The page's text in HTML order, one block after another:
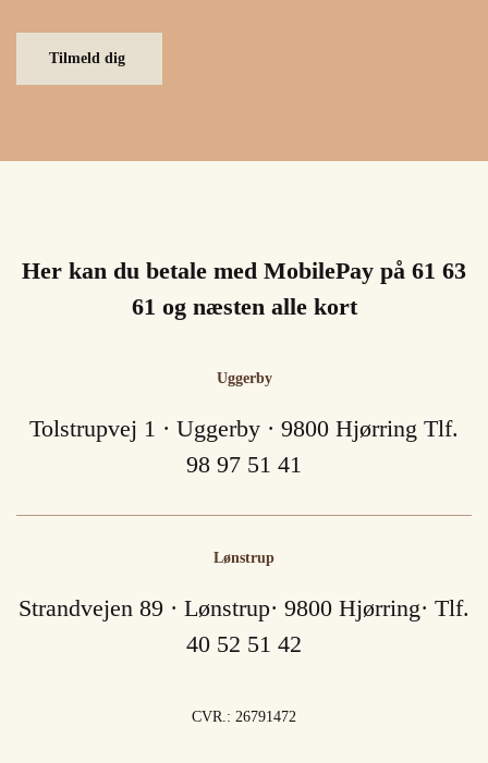
Tilmeld dig
Her kan du betale med MobilePay på 61 63
61 og næsten alle kort
Uggerby
Tolstrupvej 1 · Uggerby · 9800 Hjørring Tlf.
98 97 51 41
Lønstrup
Strandvejen 89 · Lønstrup· 9800 Hjørring· Tlf.
40 52 51 42
CVR.: 26791472